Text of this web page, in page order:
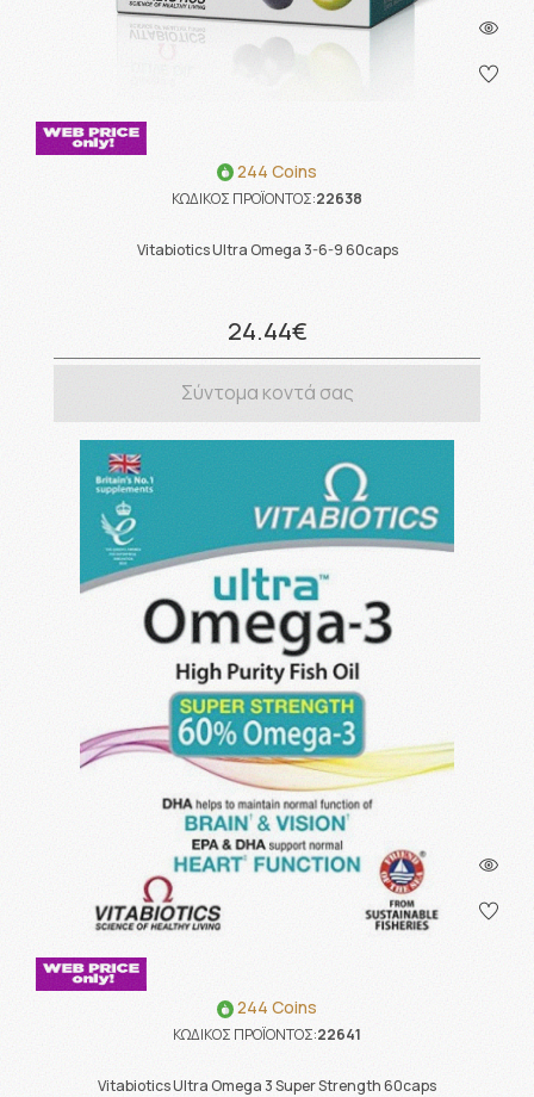
244 Coins
ΚΩΔΙΚΟΣ ΠΡΟΪΟΝΤΟΣ:22638
Vitabiotics Ultra Omega 3-6-9 60caps
24.44€
Σύντομα κοντά σας
244 Coins
ΚΩΔΙΚΟΣ ΠΡΟΪΟΝΤΟΣ:22641
Vitabiotics Ultra Omega 3 Super Strength 60caps